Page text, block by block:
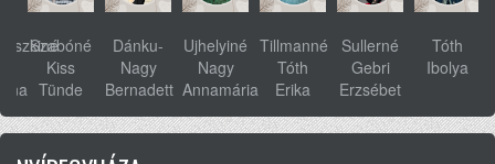
Szabóné
Kiss
Tünde
Dánku-
Nagy
Bernadett
Ujhelyiné
Nagy
Annamária
Tillmanné
Tóth
Erika
Sullerné
Gebri
Erzsébet
Tóth
Ibolya